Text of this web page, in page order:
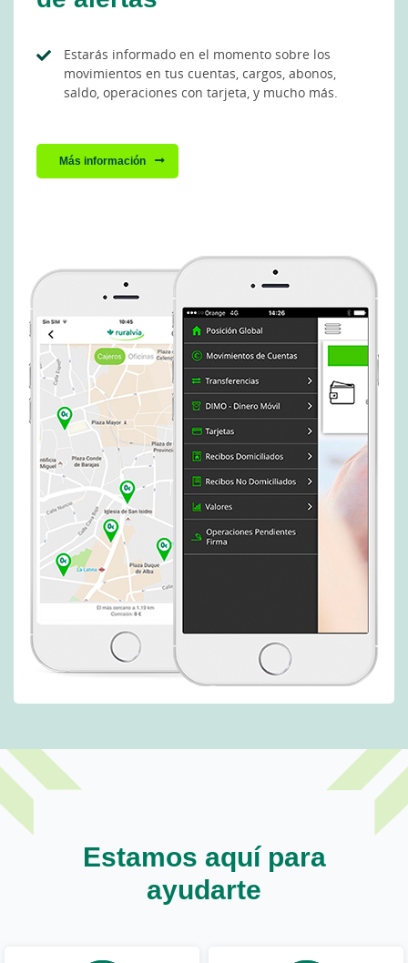
Estarás informado en el momento sobre los
movimientos en tus cuentas, cargos, abonos,
saldo, operaciones con tarjeta, y mucho más.
Más información
Estamos aquí para
ayudarte